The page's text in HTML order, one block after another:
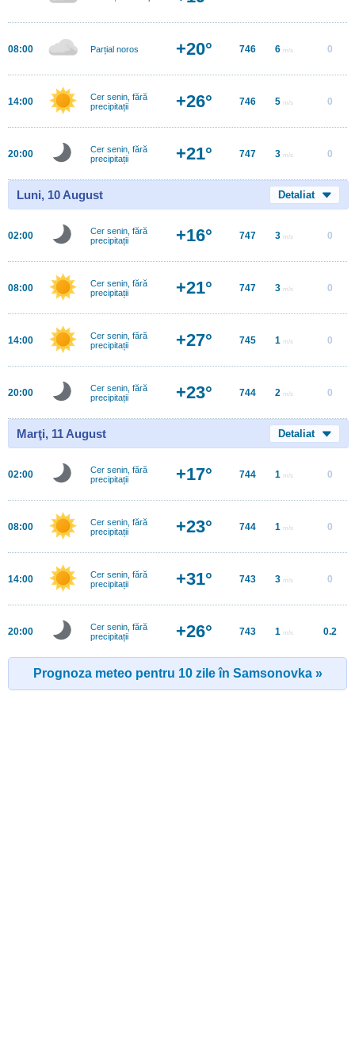
08:00 Parțial noros +20° 746 6 m/s 0
14:00
Cer senin, fără
precipitații
+26° 746 5 m/s 0
20:00
Cer senin, fără
precipitații
+21° 747 3 m/s 0
Luni, 10 August Detaliat
02:00
Cer senin, fără
precipitații
+16° 747 3 m/s 0
08:00
Cer senin, fără
precipitații
+21° 747 3 m/s 0
14:00
Cer senin, fără
precipitații
+27° 745 1 m/s 0
20:00
Cer senin, fără
precipitații
+23° 744 2 m/s 0
Marţi, 11 August Detaliat
02:00
Cer senin, fără
precipitații
+17° 744 1 m/s 0
08:00
Cer senin, fără
precipitații
+23° 744 1 m/s 0
14:00
Cer senin, fără
precipitații
+31° 743 3 m/s 0
20:00
Cer senin, fără
precipitații
+26° 743 1 m/s 0.2
Prognoza meteo pentru 10 zile în Samsonovka »